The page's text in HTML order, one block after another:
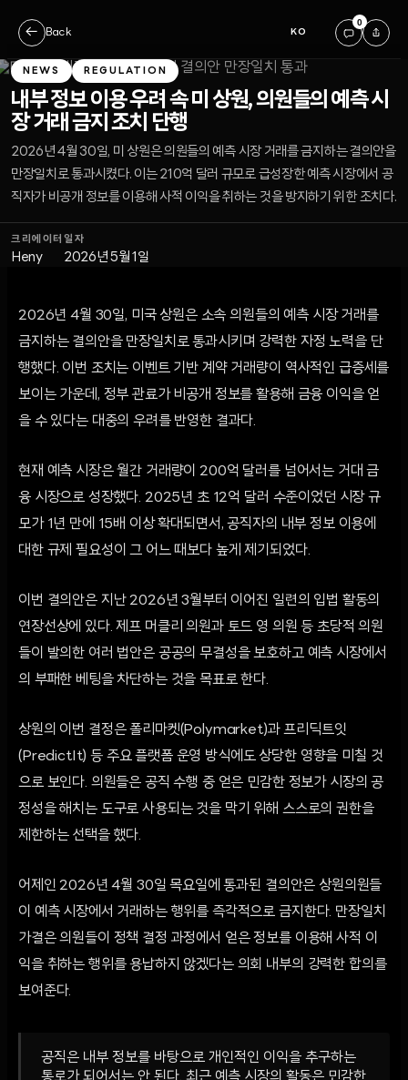
← Back KO
0
NEWS REGULATION
내부 정보 이용 우려 속 미 상원, 의원들의 예측 시
장 거래 금지 조치 단행
2026년 4월 30일, 미 상원은 의원들의 예측 시장 거래를 금지하는 결의안을
만장일치로 통과시켰다. 이는 210억 달러 규모로 급성장한 예측 시장에서 공
직자가 비공개 정보를 이용해 사적 이익을 취하는 것을 방지하기 위한 조치다.
크리에이터
Heny
일자
2026년 5월 1일
2026년 4월 30일, 미국 상원은 소속 의원들의 예측 시장 거래를
금지하는 결의안을 만장일치로 통과시키며 강력한 자정 노력을 단
행했다. 이번 조치는 이벤트 기반 계약 거래량이 역사적인 급증세를
보이는 가운데, 정부 관료가 비공개 정보를 활용해 금융 이익을 얻
을 수 있다는 대중의 우려를 반영한 결과다.
현재 예측 시장은 월간 거래량이 200억 달러를 넘어서는 거대 금
융 시장으로 성장했다. 2025년 초 12억 달러 수준이었던 시장 규
모가 1년 만에 15배 이상 확대되면서, 공직자의 내부 정보 이용에
대한 규제 필요성이 그 어느 때보다 높게 제기되었다.
이번 결의안은 지난 2026년 3월부터 이어진 일련의 입법 활동의
연장선상에 있다. 제프 머클리 의원과 토드 영 의원 등 초당적 의원
들이 발의한 여러 법안은 공공의 무결성을 보호하고 예측 시장에서
의 부패한 베팅을 차단하는 것을 목표로 한다.
상원의 이번 결정은 폴리마켓(Polymarket)과 프리딕트잇
(PredictIt) 등 주요 플랫폼 운영 방식에도 상당한 영향을 미칠 것
으로 보인다. 의원들은 공직 수행 중 얻은 민감한 정보가 시장의 공
정성을 해치는 도구로 사용되는 것을 막기 위해 스스로의 권한을
제한하는 선택을 했다.
어제인 2026년 4월 30일 목요일에 통과된 결의안은 상원의원들
이 예측 시장에서 거래하는 행위를 즉각적으로 금지한다. 만장일치
가결은 의원들이 정책 결정 과정에서 얻은 정보를 이용해 사적 이
익을 취하는 행위를 용납하지 않겠다는 의회 내부의 강력한 합의를
보여준다.
공직은 내부 정보를 바탕으로 개인적인 이익을 추구하는